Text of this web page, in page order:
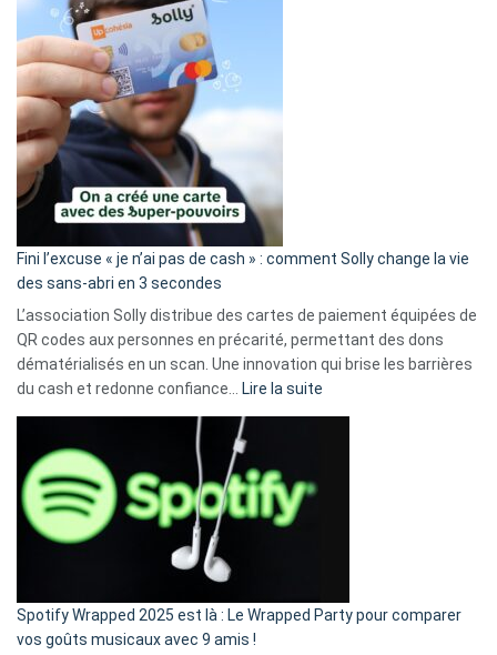
Fini l’excuse « je n’ai pas de cash » : comment Solly change la vie
des sans-abri en 3 secondes
L’association Solly distribue des cartes de paiement équipées de
QR codes aux personnes en précarité, permettant des dons
dématérialisés en un scan. Une innovation qui brise les barrières
du cash et redonne confiance…
Lire la suite
»
Spotify Wrapped 2025 est là : Le Wrapped Party pour comparer
vos goûts musicaux avec 9 amis !